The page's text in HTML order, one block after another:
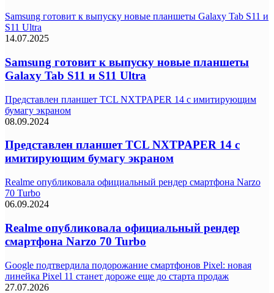
Samsung готовит к выпуску новые планшеты Galaxy Tab S11 и
S11 Ultra
14.07.2025
Samsung готовит к выпуску новые планшеты
Galaxy Tab S11 и S11 Ultra
Представлен планшет TCL NXTPAPER 14 с имитирующим
бумагу экраном
08.09.2024
Представлен планшет TCL NXTPAPER 14 с
имитирующим бумагу экраном
Realme опубликовала официальный рендер смартфона Narzo
70 Turbo
06.09.2024
Realme опубликовала официальный рендер
смартфона Narzo 70 Turbo
Google подтвердила подорожание смартфонов Pixel: новая
линейка Pixel 11 станет дороже еще до старта продаж
27.07.2026